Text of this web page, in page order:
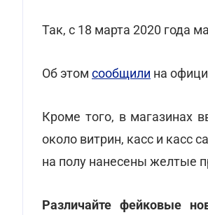
Так, с 18 марта 2020 года
Об этом сообщили на
Кроме того, в магазинах
около витрин, касс и касс
на полу нанесены желтые
Различайте фейковые